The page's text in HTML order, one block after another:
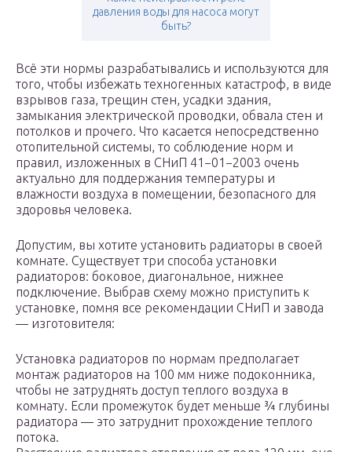
давления воды для насоса могут
быть?
Всё эти нормы разрабатывались и используются для
того, чтобы избежать техногенных катастроф, в виде
взрывов газа, трещин стен, усадки здания,
замыкания электрической проводки, обвала стен и
потолков и прочего. Что касается непосредственно
отопительной системы, то соблюдение норм и
правил, изложенных в СНиП 41−01−2003 очень
актуально для поддержания температуры и
влажности воздуха в помещении, безопасного для
здоровья человека.
Допустим, вы хотите установить радиаторы в своей
комнате. Существует три способа установки
радиаторов: боковое, диагональное, нижнее
подключение. Выбрав схему можно приступить к
установке, помня все рекомендации СНиП и завода
— изготовителя:
Установка радиаторов по нормам предполагает
монтаж радиаторов на 100 мм ниже подоконника,
чтобы не затруднять доступ теплого воздуха в
комнату. Если промежуток будет меньше ¾ глубины
радиатора — это затруднит прохождение теплого
потока.